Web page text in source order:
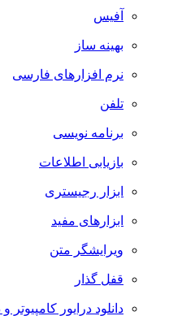
آفیس
بهینه ساز
نرم افزارهای فارسی
تلفن
برنامه نویسی
بازیابی اطلاعات
ابزار رجیستری
ابزارهای مفید
ویرایشگر متن
قفل گذار
دانلود درایور کامپیوتر